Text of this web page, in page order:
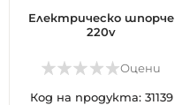
Електрическо шпорче
220v
Оцени
Код на продукта: 31139